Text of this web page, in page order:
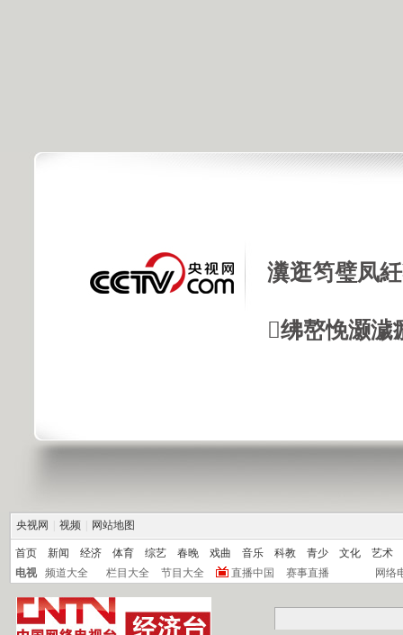
瀵逛笉璧凤
绋嶅悗灏
央视网 视频 网站地图
首页 新闻 经济 体育 综艺 春晚 戏曲 音乐 科教 青少 文化
艺术
电视
频道大全 栏目大全 节目大全 直播中国 赛事直播 网络